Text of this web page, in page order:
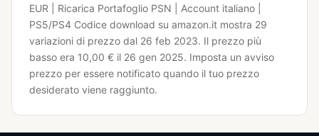
EUR | Ricarica Portafoglio PSN | Account italiano |
PS5/PS4 Codice download su amazon.it mostra 29
variazioni di prezzo dal 26 feb 2023. Il prezzo più
basso era 10,00 € il 26 gen 2025. Imposta un avviso
prezzo per essere notificato quando il tuo prezzo
desiderato viene raggiunto.